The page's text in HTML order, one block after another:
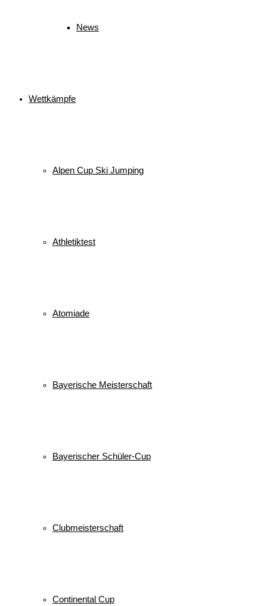
News
Wettkämpfe
Alpen Cup Ski Jumping
Athletiktest
Atomiade
Bayerische Meisterschaft
Bayerischer Schüler-Cup
Clubmeisterschaft
Continental Cup